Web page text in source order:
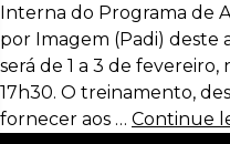
Interna do Programa de
por Imagem (Padi) deste
será de 1 a 3 de fevereiro,
17h30. O treinamento,
fornecer aos … Continue